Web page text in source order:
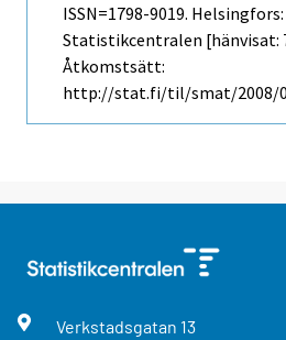
ISSN=1798-9019. Helsingfors:
Statistikcentralen [hänvisat:
Åtkomstsätt:
http://stat.fi/til/smat/2008/
Verkstadsgatan 13